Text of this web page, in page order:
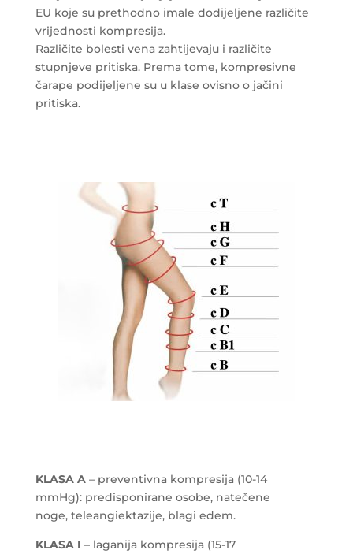
EU koje su prethodno imale dodijeljene različite
vrijednosti kompresija.
Različite bolesti vena zahtijevaju i različite
stupnjeve pritiska. Prema tome, kompresivne
čarape podijeljene su u klase ovisno o jačini
pritiska.
KLASA A – preventivna kompresija (10-14
mmHg): predisponirane osobe, natečene
noge, teleangiektazije, blagi edem.
KLASA I – laganija kompresija (15-17